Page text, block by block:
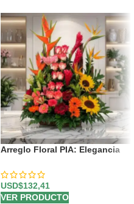
Arreglo Floral PIA: Elegancia
Selectas ⚜️
USD$132,41
VER PRODUCTO